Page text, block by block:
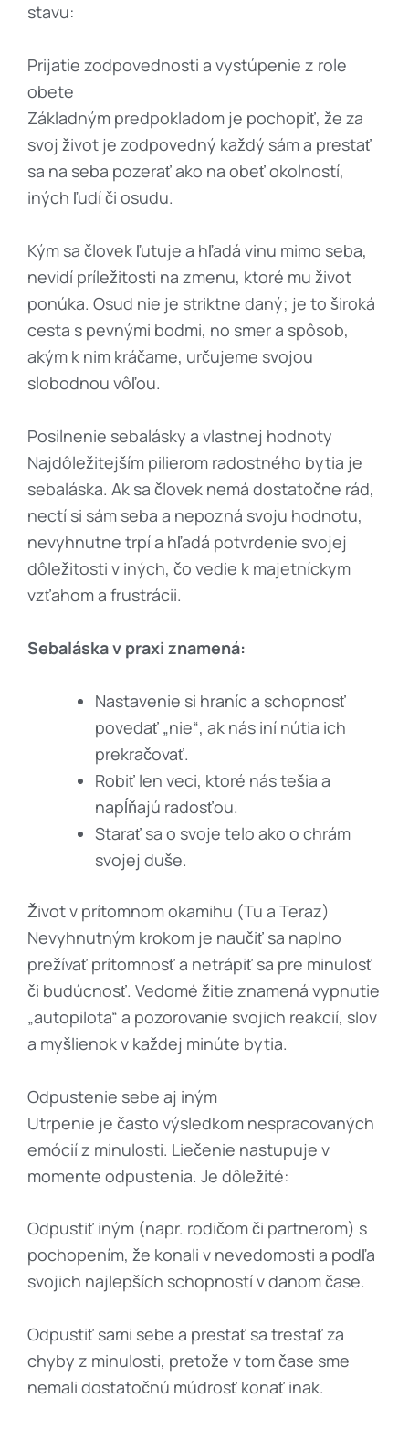
stavu:
Prijatie zodpovednosti a vystúpenie z role
obete
Základným predpokladom je pochopiť, že za
svoj život je zodpovedný každý sám a prestať
sa na seba pozerať ako na obeť okolností,
iných ľudí či osudu.
Kým sa človek ľutuje a hľadá vinu mimo seba,
nevidí príležitosti na zmenu, ktoré mu život
ponúka. Osud nie je striktne daný; je to široká
cesta s pevnými bodmi, no smer a spôsob,
akým k nim kráčame, určujeme svojou
slobodnou vôľou.
Posilnenie sebalásky a vlastnej hodnoty
Najdôležitejším pilierom radostného bytia je
sebaláska. Ak sa človek nemá dostatočne rád,
nectí si sám seba a nepozná svoju hodnotu,
nevyhnutne trpí a hľadá potvrdenie svojej
dôležitosti v iných, čo vedie k majetníckym
vzťahom a frustrácii.
Sebaláska v praxi znamená:
Nastavenie si hraníc a schopnosť
povedať „nie“, ak nás iní nútia ich
prekračovať.
Robiť len veci, ktoré nás tešia a
napĺňajú radosťou.
Starať sa o svoje telo ako o chrám
svojej duše.
Život v prítomnom okamihu (Tu a Teraz)
Nevyhnutným krokom je naučiť sa naplno
prežívať prítomnosť a netrápiť sa pre minulosť
či budúcnosť. Vedomé žitie znamená vypnutie
„autopilota“ a pozorovanie svojich reakcií, slov
a myšlienok v každej minúte bytia.
Odpustenie sebe aj iným
Utrpenie je často výsledkom nespracovaných
emócií z minulosti. Liečenie nastupuje v
momente odpustenia. Je dôležité:
Odpustiť iným (napr. rodičom či partnerom) s
pochopením, že konali v nevedomosti a podľa
svojich najlepších schopností v danom čase.
Odpustiť sami sebe a prestať sa trestať za
chyby z minulosti, pretože v tom čase sme
nemali dostatočnú múdrosť konať inak.